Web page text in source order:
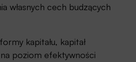
własnych cech budzących
kapitału, kapitał
na poziom efektywności